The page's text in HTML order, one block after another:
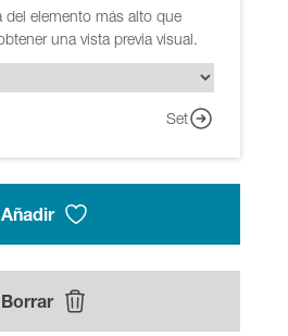
del elemento más alto que
una vista previa visual.
Set
Añadir
Borrar